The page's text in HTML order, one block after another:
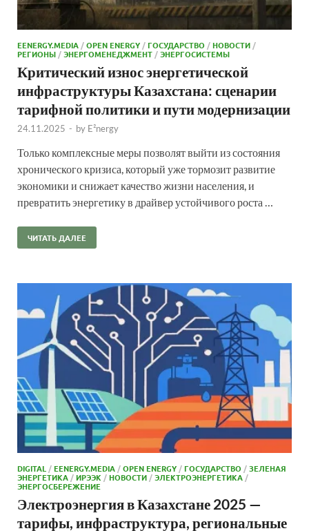
EENERGY.MEDIA /OPEN ENERGY /ГОСУДАРСТВО /НОВОСТИ /
РЕГИОНЫ /ЭНЕРГОМЕНЕДЖМЕНТ /ЭНЕРГОСИСТЕМЫ
Критический износ энергетической
инфраструктуры Казахстана: сценарии
тарифной политики и пути модернизации
24.11.2025 - by E²nergy
Только комплексные меры позволят выйти из состояния
хронического кризиса, который уже тормозит развитие
экономики и снижает качество жизни населения, и
превратить энергетику в драйвер устойчивого роста …
ЧИТАТЬ ДАЛЕЕ
DIGITAL /EENERGY.MEDIA /OPEN ENERGY /ГОСУДАРСТВО /ЗЕЛЕНАЯ
ЭНЕРГЕТИКА /ИРЭЭК /НОВОСТИ /ЭЛЕКТРОЭНЕРГЕТИКА /
ЭНЕРГОСБЕРЕЖЕНИЕ
Электроэнергия в Казахстане 2025 —
тарифы, инфраструктура, региональные